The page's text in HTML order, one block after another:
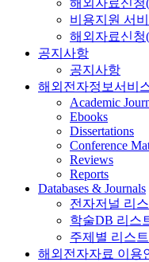
비용지원 서
해외자료신청
공지사항
공지사항
해외전자정보서비
Academic
Ebooks
Dissertations
Conference
Reviews
Reports
Databases & Journals
전자저널 리
학술DB 리스
주제별 리스트
해외전자자료 이용